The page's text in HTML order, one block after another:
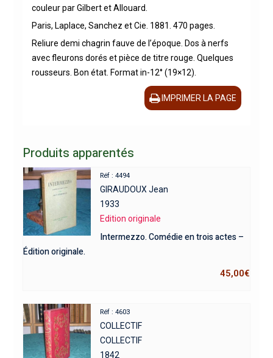
couleur par Gilbert et Allouard.
Paris, Laplace, Sanchez et Cie. 1881. 470 pages.
Reliure demi chagrin fauve de l’époque. Dos à nerfs
avec fleurons dorés et pièce de titre rouge. Quelques
rousseurs. Bon état. Format in-12° (19×12).
IMPRIMER LA PAGE
Produits apparentés
Réf : 4494
GIRAUDOUX Jean
1933
Edition originale
Intermezzo. Comédie en trois actes –
Édition originale.
45,00€
Réf : 4603
COLLECTIF
COLLECTIF
1842